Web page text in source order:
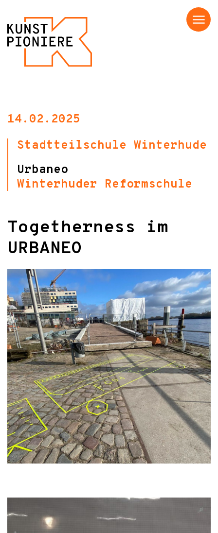
Menü
14.02.2025
Stadtteilschule Winterhude
Urbaneo
Winterhuder Reformschule
Togetherness im
URBANEO